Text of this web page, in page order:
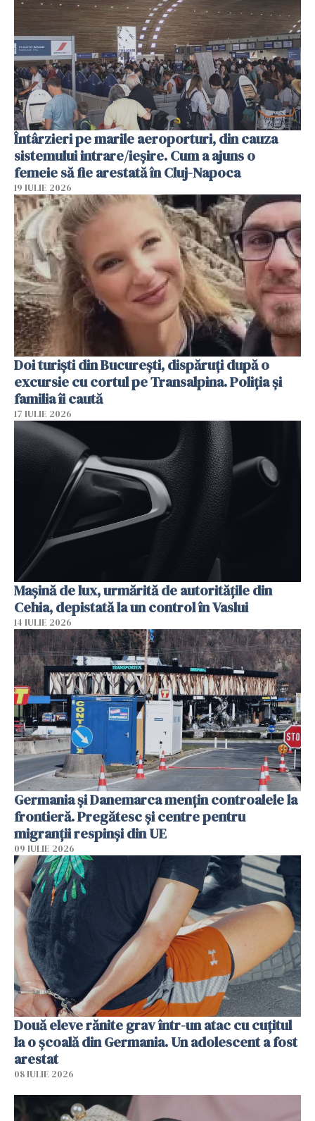
Întârzieri pe marile aeroporturi, din cauza
sistemului intrare/ieșire. Cum a ajuns o
femeie să fie arestată în Cluj-Napoca
19 IULIE 2026
Doi turiști din București, dispăruți după o
excursie cu cortul pe Transalpina. Poliția și
familia îi caută
17 IULIE 2026
Mașină de lux, urmărită de autoritățile din
Cehia, depistată la un control în Vaslui
14 IULIE 2026
Germania și Danemarca mențin controalele la
frontieră. Pregătesc și centre pentru
migranții respinși din UE
09 IULIE 2026
Două eleve rănite grav într-un atac cu cuțitul
la o școală din Germania. Un adolescent a fost
arestat
08 IULIE 2026